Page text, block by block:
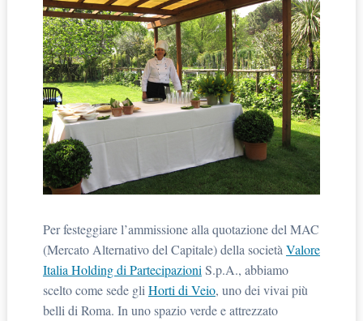
Per festeggiare l’ammissione alla quotazione del MAC
(Mercato Alternativo del Capitale) della societàValore
Italia Holding di PartecipazioniS.p.A., abbiamo
scelto come sede gliHorti di Veio, uno dei vivai più
belli di Roma. In uno spazio verde e attrezzato